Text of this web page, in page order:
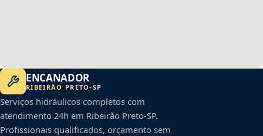
ENCANADOR
RIBEIRÃO PRETO-SP
Serviços hidráulicos completos com
atendimento 24h em Ribeirão Preto-SP.
Profissionais qualificados, orçamento sem